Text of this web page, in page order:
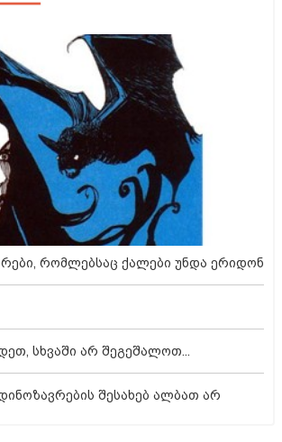
რომლებსაც ქალები უნდა ერიდონ
სხვაში არ შეგეშალოთ...
შესახებ ალბათ არ